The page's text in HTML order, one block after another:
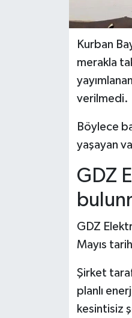
Kurban
merakla
verilmedi.
Böylece
yaşayan
GDZ
GDZ
Mayıs
Şirket
planlı
kesintisiz